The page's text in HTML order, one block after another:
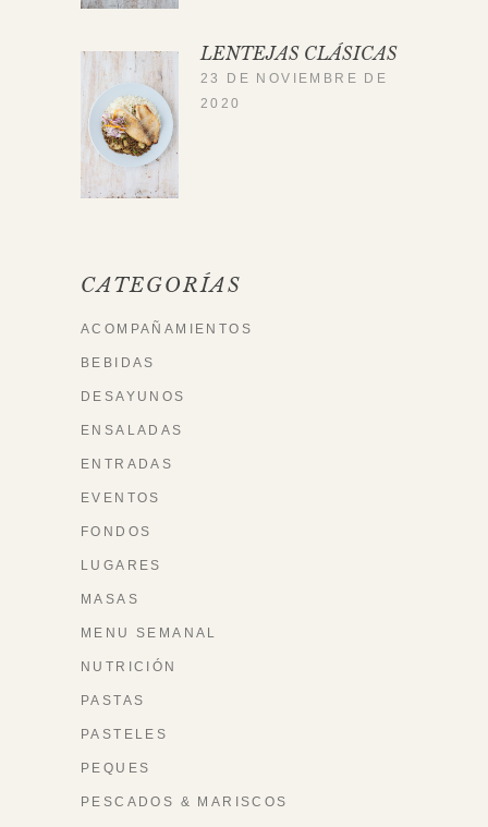
LENTEJAS CLÁSICAS
23 DE NOVIEMBRE DE
2020
CATEGORÍAS
ACOMPAÑAMIENTOS
BEBIDAS
DESAYUNOS
ENSALADAS
ENTRADAS
EVENTOS
FONDOS
LUGARES
MASAS
MENU SEMANAL
NUTRICIÓN
PASTAS
PASTELES
PEQUES
PESCADOS & MARISCOS